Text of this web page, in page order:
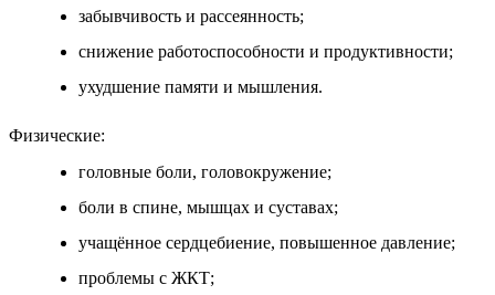
забывчивость и рассеянность;
снижение работоспособности и продуктивности;
ухудшение памяти и мышления.
Физические:
головные боли, головокружение;
боли в спине, мышцах и суставах;
учащённое сердцебиение, повышенное давление;
проблемы с ЖКТ;